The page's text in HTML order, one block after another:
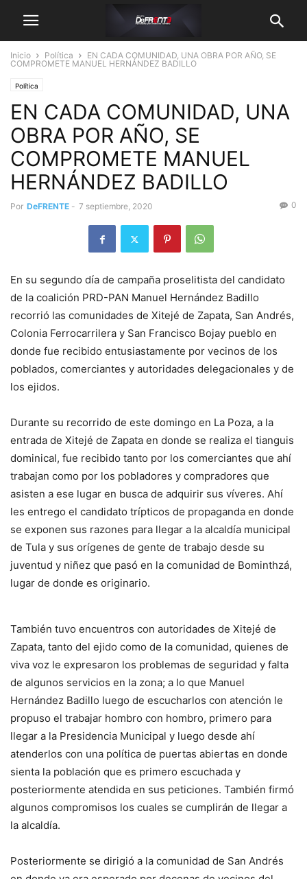
Inicio Política
EN CADA COMUNIDAD, UNA OBRA POR AÑO, SE
COMPROMETE MANUEL HERNÁNDEZ BADILLO
Política
EN CADA COMUNIDAD, UNA
OBRA POR AÑO, SE
COMPROMETE MANUEL
HERNÁNDEZ BADILLO
Por DeFRENTE - 7 septiembre, 2020 0
En su segundo día de campaña proselitista del candidato
de la coalición PRD-PAN Manuel Hernández Badillo
recorrió las comunidades de Xitejé de Zapata, San Andrés,
Colonia Ferrocarrilera y San Francisco Bojay pueblo en
donde fue recibido entusiastamente por vecinos de los
poblados, comerciantes y autoridades delegacionales y de
los ejidos.
Durante su recorrido de este domingo en La Poza, a la
entrada de Xitejé de Zapata en donde se realiza el tianguis
dominical, fue recibido tanto por los comerciantes que ahí
trabajan como por los pobladores y compradores que
asisten a ese lugar en busca de adquirir sus víveres. Ahí
les entrego el candidato trípticos de propaganda en donde
se exponen sus razones para llegar a la alcaldía municipal
de Tula y sus orígenes de gente de trabajo desde su
juventud y niñez que pasó en la comunidad de Bominthzá,
lugar de donde es originario.
También tuvo encuentros con autoridades de Xitejé de
Zapata, tanto del ejido como de la comunidad, quienes de
viva voz le expresaron los problemas de seguridad y falta
de algunos servicios en la zona; a lo que Manuel
Hernández Badillo luego de escucharlos con atención le
propuso el trabajar hombro con hombro, primero para
llegar a la Presidencia Municipal y luego desde ahí
atenderlos con una política de puertas abiertas en donde
sienta la población que es primero escuchada y
posteriormente atendida en sus peticiones. También firmó
algunos compromisos los cuales se cumplirán de llegar a
la alcaldía.
Posteriormente se dirigió a la comunidad de San Andrés